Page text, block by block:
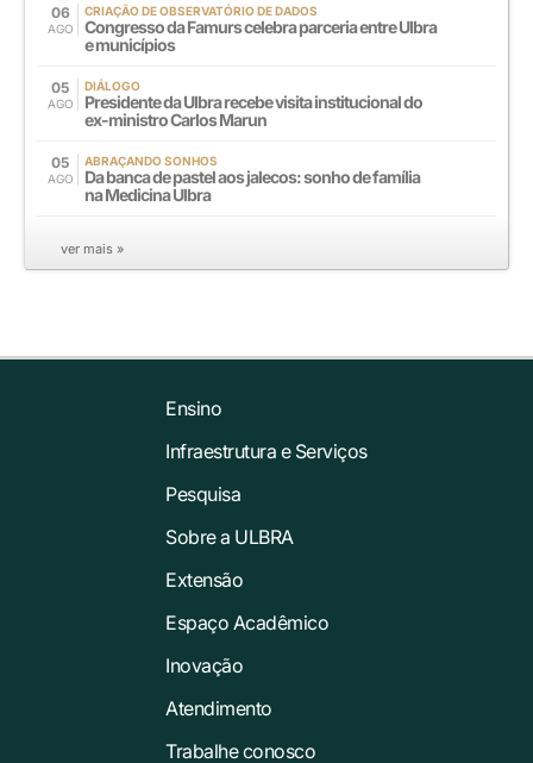
06
AGO
CRIAÇÃO DE OBSERVATÓRIO DE DADOS
Congresso da Famurs celebra parceria entre Ulbra
e municípios
05
AGO
DIÁLOGO
Presidente da Ulbra recebe visita institucional do
ex-ministro Carlos Marun
05
AGO
ABRAÇANDO SONHOS
Da banca de pastel aos jalecos: sonho de família
na Medicina Ulbra
ver mais »
Ensino
Infraestrutura e Serviços
Pesquisa
Sobre a ULBRA
Extensão
Espaço Acadêmico
Inovação
Atendimento
Trabalhe conosco